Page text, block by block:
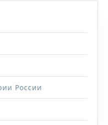
России